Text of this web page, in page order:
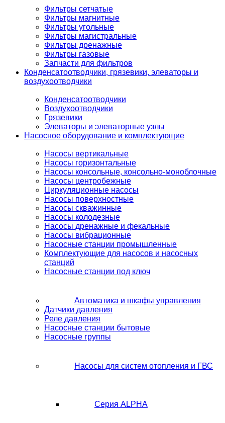
Фильтры сетчатые
Фильтры магнитные
Фильтры угольные
Фильтры магистральные
Фильтры дренажные
Фильтры газовые
Запчасти для фильтров
Конденсатоотводчики, грязевики, элеваторы и
воздухоотводчики
Конденсатоотводчики
Воздухоотводчики
Грязевики
Элеваторы и элеваторные узлы
Насосное оборудование и комплектующие
Насосы вертикальные
Насосы горизонтальные
Насосы консольные, консольно-моноблочные
Насосы центробежные
Циркуляционные насосы
Насосы поверхностные
Насосы скважинные
Насосы колодезные
Насосы дренажные и фекальные
Насосы вибрационные
Насосные станции промышленные
Комплектующие для насосов и насосных
станций
Насосные станции под ключ
Автоматика и шкафы управления
Датчики давления
Реле давления
Насосные станции бытовые
Насосные группы
Насосы для систем отопления и ГВС
Серия ALPHA